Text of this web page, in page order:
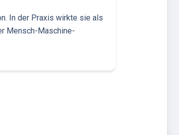
In der Praxis wirkte sie als
Mensch-Maschine-